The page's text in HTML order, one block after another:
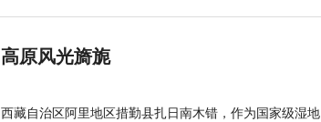
高原风光旖旎
西藏自治区阿里地区措勤县扎日南木错，作为国家级湿